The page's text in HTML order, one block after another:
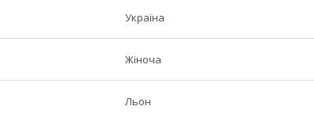
Україна
Жіноча
Льон